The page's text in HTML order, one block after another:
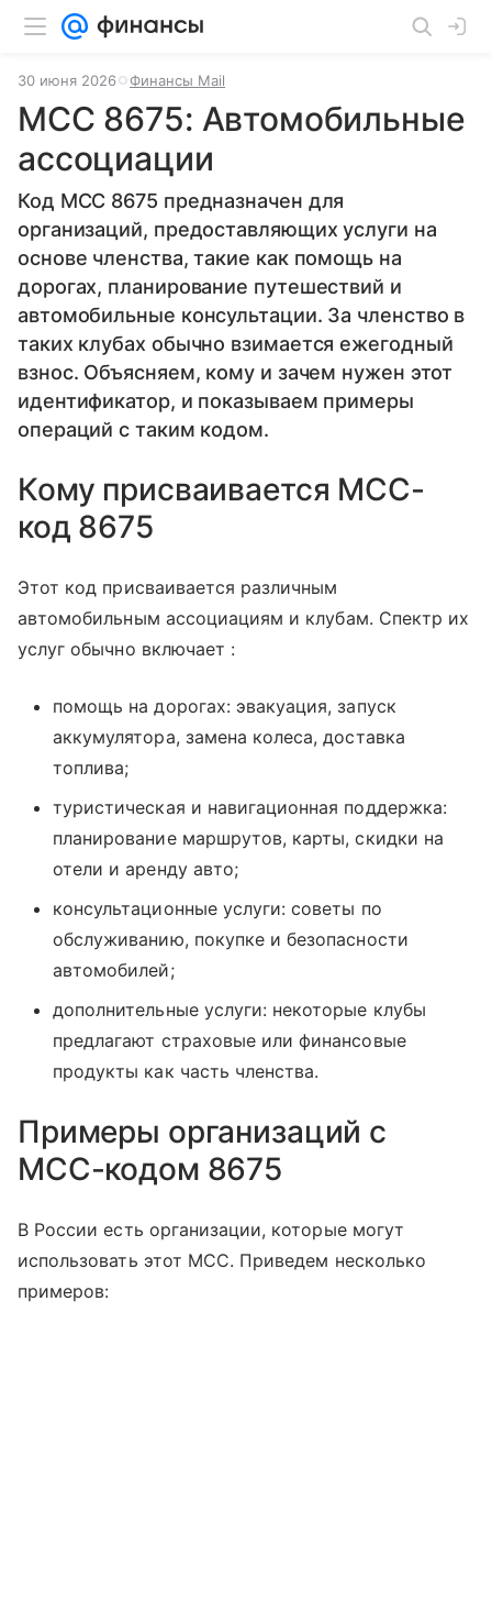
30 июня 2026 Финансы Mail
MCC 8675: Автомобильные
ассоциации
Код MCC 8675 предназначен для
организаций, предоставляющих услуги на
основе членства, такие как помощь на
дорогах, планирование путешествий и
автомобильные консультации. За членство в
таких клубах обычно взимается ежегодный
взнос. Объясняем, кому и зачем нужен этот
идентификатор, и показываем примеры
операций с таким кодом.
Кому присваивается MCC-
код 8675
Этот код присваивается различным
автомобильным ассоциациям и клубам. Спектр их
услуг обычно включает :
помощь на дорогах: эвакуация, запуск
аккумулятора, замена колеса, доставка
топлива;
туристическая и навигационная поддержка:
планирование маршрутов, карты, скидки на
отели и аренду авто;
консультационные услуги: советы по
обслуживанию, покупке и безопасности
автомобилей;
дополнительные услуги: некоторые клубы
предлагают страховые или финансовые
продукты как часть членства.
Примеры организаций с
MCC-кодом 8675
В России есть организации, которые могут
использовать этот MCC. Приведем несколько
примеров: